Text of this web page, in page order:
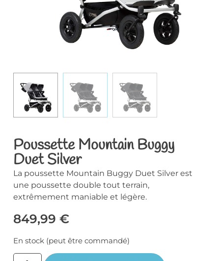
Poussette Mountain Buggy
Duet Silver
La poussette Mountain Buggy Duet Silver est
une poussette double tout terrain,
extrêmement maniable et légère.
849,99 €
En stock (peut être commandé)